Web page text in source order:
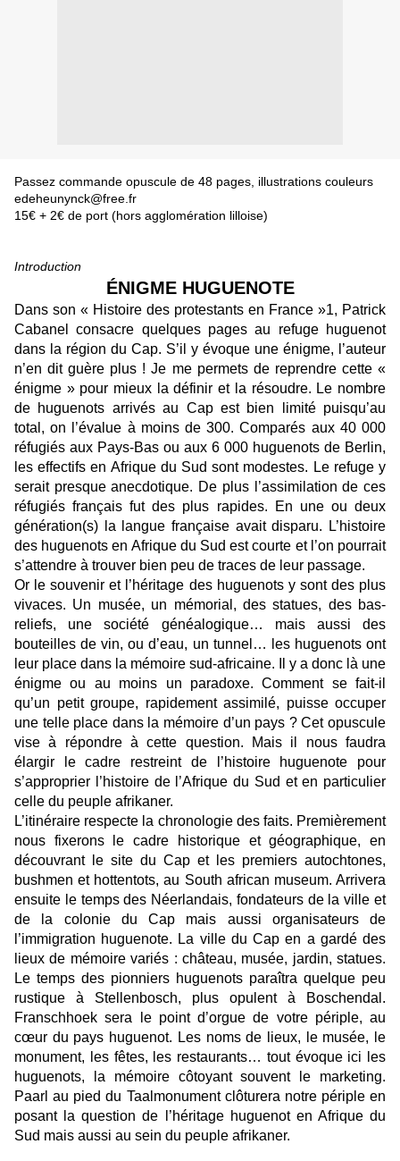
Passez commande opuscule de 48 pages, illustrations couleurs
edeheunynck@free.fr
15€ + 2€ de port (hors agglomération lilloise)
Introduction
ÉNIGME HUGUENOTE
Dans son « Histoire des protestants en France »1, Patrick
Cabanel consacre quelques pages au refuge huguenot
dans la région du Cap. S’il y évoque une énigme, l’auteur
n’en dit guère plus ! Je me permets de reprendre cette «
énigme » pour mieux la définir et la résoudre. Le nombre
de huguenots arrivés au Cap est bien limité puisqu’au
total, on l’évalue à moins de 300. Comparés aux 40 000
réfugiés aux Pays-Bas ou aux 6 000 huguenots de Berlin,
les effectifs en Afrique du Sud sont modestes. Le refuge y
serait presque anecdotique. De plus l’assimilation de ces
réfugiés français fut des plus rapides. En une ou deux
génération(s) la langue française avait disparu. L’histoire
des huguenots en Afrique du Sud est courte et l’on pourrait
s’attendre à trouver bien peu de traces de leur passage.
Or le souvenir et l’héritage des huguenots y sont des plus
vivaces. Un musée, un mémorial, des statues, des bas-
reliefs, une société généalogique… mais aussi des
bouteilles de vin, ou d’eau, un tunnel… les huguenots ont
leur place dans la mémoire sud-africaine. Il y a donc là une
énigme ou au moins un paradoxe. Comment se fait-il
qu’un petit groupe, rapidement assimilé, puisse occuper
une telle place dans la mémoire d’un pays ? Cet opuscule
vise à répondre à cette question. Mais il nous faudra
élargir le cadre restreint de l’histoire huguenote pour
s’approprier l’histoire de l’Afrique du Sud et en particulier
celle du peuple afrikaner.
L’itinéraire respecte la chronologie des faits. Premièrement
nous fixerons le cadre historique et géographique, en
découvrant le site du Cap et les premiers autochtones,
bushmen et hottentots, au South african museum. Arrivera
ensuite le temps des Néerlandais, fondateurs de la ville et
de la colonie du Cap mais aussi organisateurs de
l’immigration huguenote. La ville du Cap en a gardé des
lieux de mémoire variés : château, musée, jardin, statues.
Le temps des pionniers huguenots paraîtra quelque peu
rustique à Stellenbosch, plus opulent à Boschendal.
Franschhoek sera le point d’orgue de votre périple, au
cœur du pays huguenot. Les noms de lieux, le musée, le
monument, les fêtes, les restaurants… tout évoque ici les
huguenots, la mémoire côtoyant souvent le marketing.
Paarl au pied du Taalmonument clôturera notre périple en
posant la question de l’héritage huguenot en Afrique du
Sud mais aussi au sein du peuple afrikaner.